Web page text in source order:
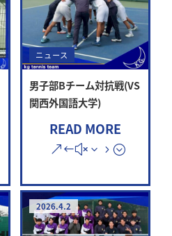
ニュース
男子部Bチーム対抗戦(VS
関西外国語大学)
READ MORE
2026.4.2